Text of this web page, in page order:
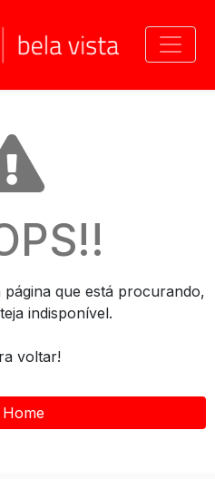
que está procurando,
indisponível.
voltar!
Home